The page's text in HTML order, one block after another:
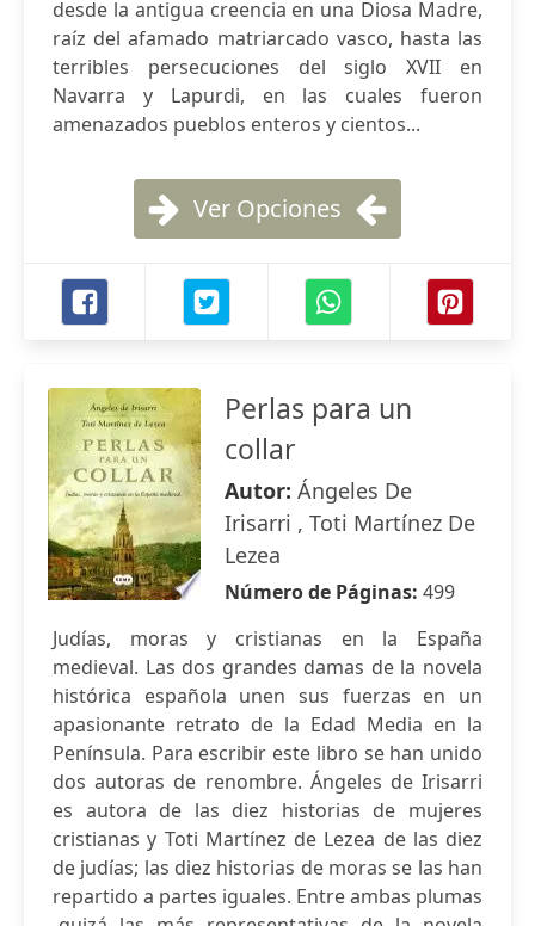
desde la antigua creencia en una Diosa Madre,
raíz del afamado matriarcado vasco, hasta las
terribles persecuciones del siglo XVII en
Navarra y Lapurdi, en las cuales fueron
amenazados pueblos enteros y cientos...
Ver Opciones
Perlas para un
collar
Autor: Ángeles De
Irisarri , Toti Martínez De
Lezea
Número de Páginas: 499
Judías, moras y cristianas en la España
medieval. Las dos grandes damas de la novela
histórica española unen sus fuerzas en un
apasionante retrato de la Edad Media en la
Península. Para escribir este libro se han unido
dos autoras de renombre. Ángeles de Irisarri
es autora de las diez historias de mujeres
cristianas y Toti Martínez de Lezea de las diez
de judías; las diez historias de moras se las han
repartido a partes iguales. Entre ambas plumas